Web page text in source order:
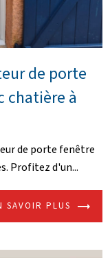
de porte
chatière à
de porte fenêtre
Profitez d'un...
SAVOIR PLUS